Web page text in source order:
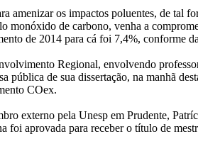
amenizar os impactos poluentes, de tal
monóxido de carbono, venha a
de 2014 para cá foi 7,4%, conforme
Regional, envolvendo
de sua dissertação, na manhã
COex.
externo pela Unesp em Prudente,
aprovada para receber o título de